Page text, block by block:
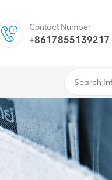
Contact Number
+8617855139217